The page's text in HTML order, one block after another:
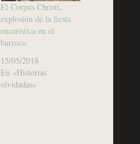
El Corpus Christi,
explosión de la fiesta
eucarística en el
barroco
15/05/2018
En «Historias
olvidadas»